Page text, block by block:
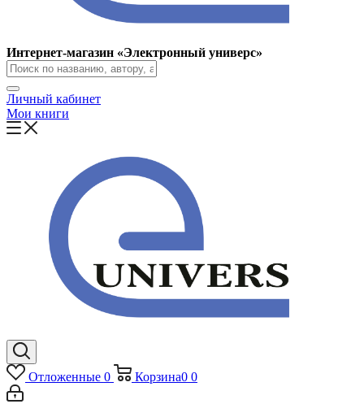
Интернет-магазин «Электронный универс»
Личный кабинет
Мои книги
Отложенные 0 Корзина0 0